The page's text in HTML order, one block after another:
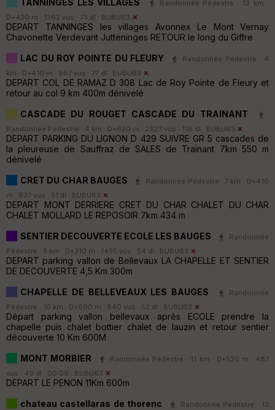
Randonnée Pédestre · 13 km ·
D+420 m · 1362 vus · 73 dl · BUBU63
DEPART TANNINGES les villages Avonnex Le Mont Vernay
Chavonette Verdevant Jutteninges RETOUR le long du Giffre
LAC DU ROY POINTE DU FLEURY
Randonnée Pédestre · 4
km · D+410 m · 867 vus · 77 dl · BUBU63
DEPART COL DE RAMAZ D 308 Lac de Roy Pointe de Fleury et
retour au col 9 km 400m dénivelé
CASCADE DU ROUGET CASCADE DU TRAINANT
Randonnée Pédestre · 4 km · D+620 m · 2927 vus · 118 dl · BUBU63
DEPART PARKING DU LIGNON D 429 SUIVRE GR 5 cascades de
la pleureuse de Sauffraz de SALES de Trainant 7km 550 m
dénivelé
CRET DU CHAR BAUGES
Randonnée Pédestre · 7 km · D+410
m · 637 vus · 51 dl · BUBU63
DEPART MONT DERRIERE CRET DU CHAR CHALET DU CHAR
CHALET MOLLARD LE REPOSOIR 7km 434 m
SENTIER DECOUVERTE ECOLE LES BAUGES
Randonnée
Pédestre · 5 km · D+310 m · 1455 vus · 54 dl · BUBU63
DEPART parking vallon de Bellevaux LA CHAPELLE ET SENTIER
DE DECOUVERTE 4,5 Km 300m
CHAPELLE DE BELLEVEAUX LES BAUGES
Randonnée
Pédestre · 10 km · D+690 m · 840 vus · 52 dl · BUBU63
Départ parking vallon bellevaux après ECOLE prendre la
chapelle puis chalet bottier chalet de lauzin et retour sentier
découverte 10 Km 600M
MONT MORBIER
Randonnée Pédestre · 11 km · D+520 m · 487
vus · 49 dl · 00:09 · BUBU63
DEPART LE PENON 11Km 600m
chateau castellaras de thorenc
Randonnée Pédestre · 13